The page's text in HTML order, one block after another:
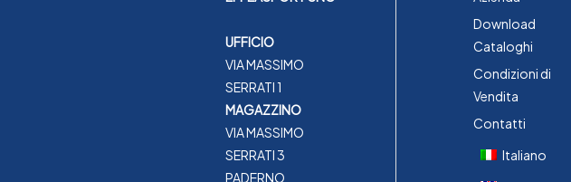
UFFICIO
VIA MASSIMO
SERRATI 1
MAGAZZINO
VIA MASSIMO
SERRATI 3
PADERNO
Download
Cataloghi
Condizioni di
Vendita
Contatti
Italiano